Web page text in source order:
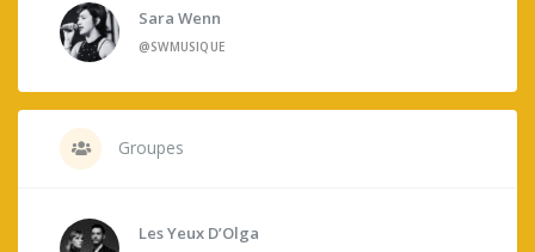
Sara Wenn
@SWMUSIQUE
Groupes
Les Yeux D’Olga